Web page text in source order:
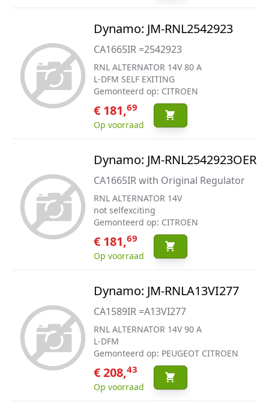
Dynamo: JM-RNL2542923
CA1665IR =2542923
RNL ALTERNATOR 14V 80 A
L-DFM SELF EXITING
Gemonteerd op: CITROEN
€ 181,69
Op voorraad
Dynamo: JM-RNL2542923OER
CA1665IR with Original Regulator
RNL ALTERNATOR 14V
not selfexciting
Gemonteerd op: CITROEN
€ 181,69
Op voorraad
Dynamo: JM-RNLA13VI277
CA1589IR =A13VI277
RNL ALTERNATOR 14V 90 A
L-DFM
Gemonteerd op: PEUGEOT CITROEN
€ 208,43
Op voorraad